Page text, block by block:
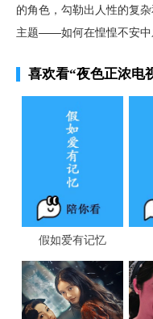
的角色，勾勒出人性的复
主题——如何在惶惶不安中
喜欢看“夜色正浓电
假如爱有记忆